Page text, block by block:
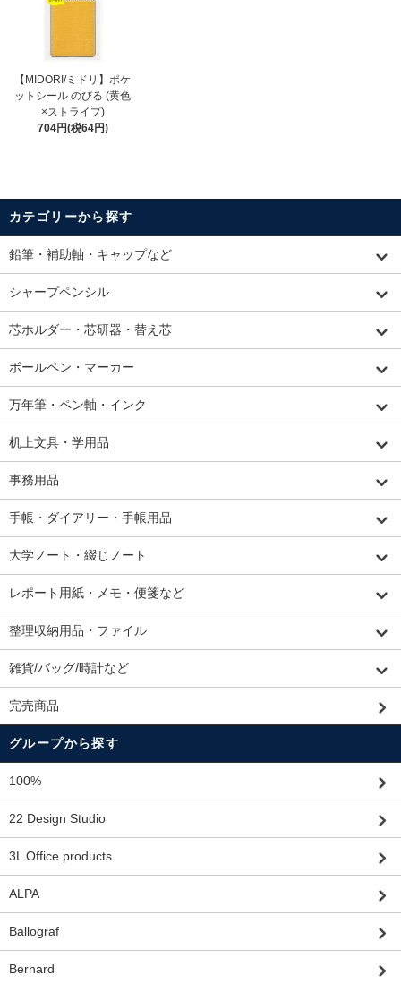
【MIDORI/ミドリ】ポケ
ットシール のびる (黄色
×ストライプ)
704円(税64円)
カテゴリーから探す
鉛筆・補助軸・キャップなど
シャープペンシル
芯ホルダー・芯研器・替え芯
ボールペン・マーカー
万年筆・ペン軸・インク
机上文具・学用品
事務用品
手帳・ダイアリー・手帳用品
大学ノート・綴じノート
レポート用紙・メモ・便箋など
整理収納用品・ファイル
雑貨/バッグ/時計など
完売商品
グループから探す
100%
22 Design Studio
3L Office products
ALPA
Ballograf
Bernard